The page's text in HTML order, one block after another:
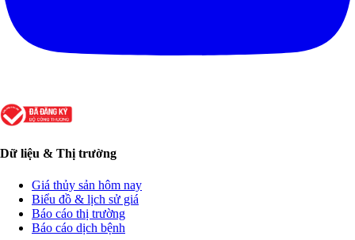
Dữ liệu & Thị trường
Giá thủy sản hôm nay
Biểu đồ & lịch sử giá
Báo cáo thị trường
Báo cáo dịch bệnh